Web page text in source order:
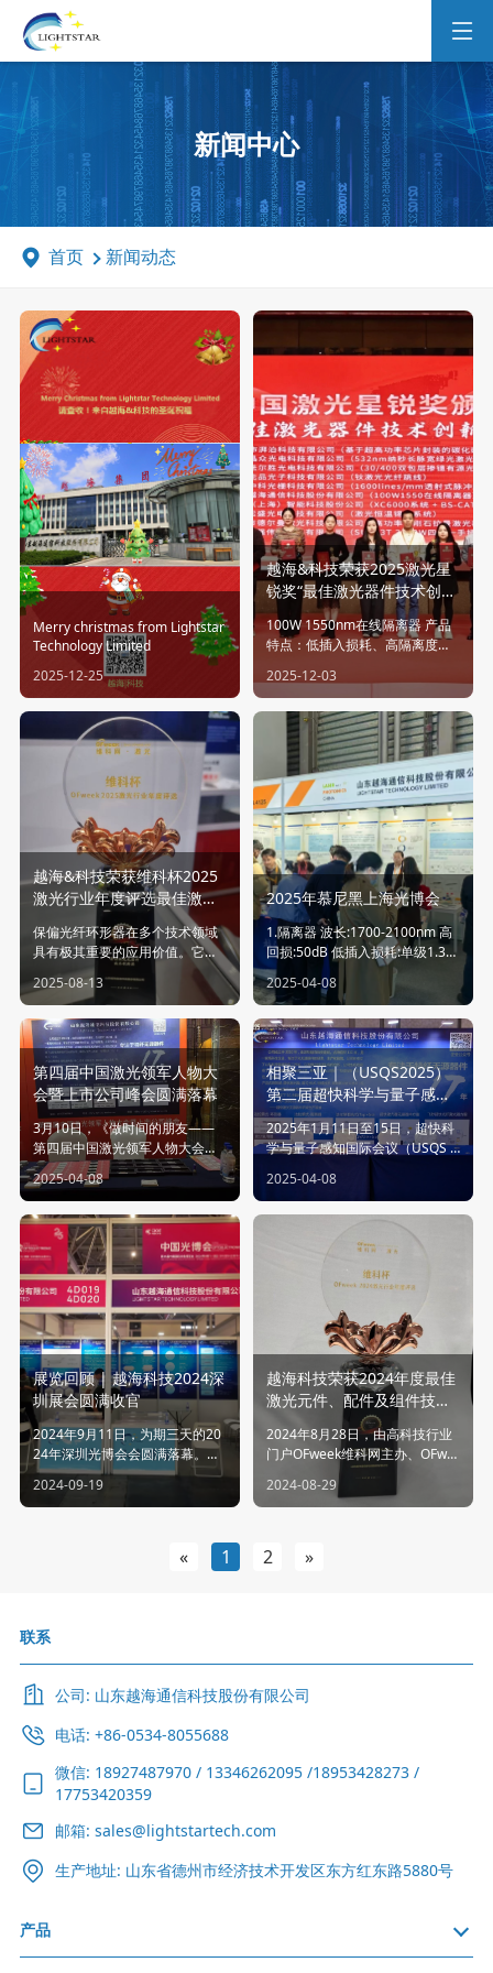
新闻中心
首页 新闻动态
Merry christmas from Lightstar
Technology Limited
2025-12-25
越海&科技荣获2025激光星
锐奖“最佳激光器件技术创新
奖”！
100W 1550nm在线隔离器 产品
特点：低插入损耗、高隔离度、
统、医疗激光治疗、高功率光纤
放大器与激光器以及科研等领域
2025-12-03
越海&科技荣获维科杯2025
激光行业年度评选最佳激光
元器件技术创新奖
保偏光纤环形器在多个技术领域
具有极其重要的应用价值。它能
够有效维持偏振状态，隔离反向
信号，确保信号传输的稳定性与
可靠性。特别是在激光器中，它
通过保持偏振纯度，使激光输出
保持持续且稳定的偏振特性，对
于偏振敏感的应用至关重要。 此
外，保偏环形器支持偏振调制与
切换，便于实现激光束的偏振控
制。在环形激光器系统中，作为
偏振选择或反馈调控的核心元
件，它有助于实现高品质、单偏
振态的激光输出，大大提升激光
2025-08-13
2025年慕尼黑上海光博会
1.隔离器 波长:1700-2100nm 高
回损:50dB 低插入损耗:单级1.3d
B;双级1.5dB 高稳定性和可靠性
2.在线起偏器 波长:1700-2100n
m 高回损:50dB 高消光比:26dB
低插入损耗:1.0dB 高稳定性和可
靠性 3.WDM/PBS/PBC/BPF 波长:
1700-2100nm 高回损:50dB 低插
入损耗:1.0dB 高稳定性和可靠性
4.耦合器 波长:1700-2100nm 高
回损:50dB 附加损耗:1.5dB 高稳
定性和可靠性
2025-04-08
第四届中国激光领军人物大
会暨上市公司峰会圆满落幕
3月10日，《做时间的朋友——
第四届中国激光领军人物大会暨
上市公司峰会》在上海圆满落
幕。本次峰会由湖北省光学学
会、激光之家主办，山东省激光
装备创新创业共同体联合主办，
吸引了来自全国激光领域的领军
企业代表及产业链上下游精英。
会议以“新质生产力・激光领航・
全球化征程”为主题，通过前沿技
术研讨、全球化战略布局分享，
擘画了激光科技驱动新型工业化
的未来蓝图，为激光领域的技术
突破与产品革新提供了新思路，
更为产业的全方位升级注入强劲
动力。 峰会探讨了激光产业的全
球化战略布局、投融资环境与上
市机遇等，山东越海能够借此洞
察行业未来的发展趋势，更好地
规划企业的发展战略，寻找新的
多激光领域的领军企业、产业链
上下游精英齐聚一堂，为山东越
的发展。
2025-04-08
相聚三亚｜（USQS2025）
第二届超快科学与量子感知
会议
2025年1月11日至15日，超快科
学与量子感知国际会议（USQS 2
办‌。该会议由华东师范大学海南
研究院主办，汇聚了来自全球的
顶尖专家和学者，共同探讨超快
科学、量子感知、红外/THz/生物
光子、光子调控/智能光子等领域
的前沿技术和研究成果‌。山东越
海带领着我们先进的产品技术参
加了本次的会议。
2025-04-08
展览回顾 | 越海科技2024深
圳展会圆满收官
2024年9月11日，为期三天的20
24年深圳光博会会圆满落幕。本
届深圳光博会场面盛大，众多国
内外光电行业显示名企汇聚一
堂，以全球化视角展现了光电行
2024-09-19
越海科技荣获2024年度最佳
激光元件、配件及组件技术
2024年8月28日，由高科技行业
门户OFweek维科网主办、OFwe
ek维科网·激光承办的“维科杯·OF
week2024激光行业年度评选”在
深圳举办。山东越海2.5*20mm
得行业专业奖项--“维科杯·OFwee
2024-08-29
« 1 2 »
联系
公司: 山东越海通信科技股份有限公司
电话: +86-0534-8055688
微信: 18927487970 / 13346262095 /18953428273 /
17753420359
邮箱: sales@lightstartech.com
生产地址: 山东省德州市经济技术开发区东方红东路5880号
产品